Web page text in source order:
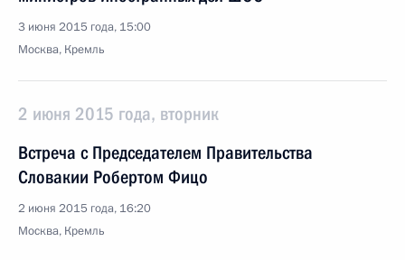
3 июня 2015 года, 15:00
Москва, Кремль
2 июня 2015 года, вторник
Встреча с Председателем Правительства
Словакии Робертом Фицо
2 июня 2015 года, 16:20
Москва, Кремль